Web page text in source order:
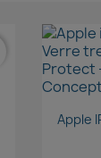

Apple